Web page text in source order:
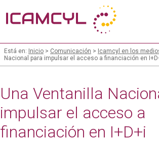
Está en: Inicio > Comunicación > Icamcyl en los
Nacional para impulsar el acceso a financiación en
Una Ventanilla
impulsar el acceso a
financiación en I+D+i